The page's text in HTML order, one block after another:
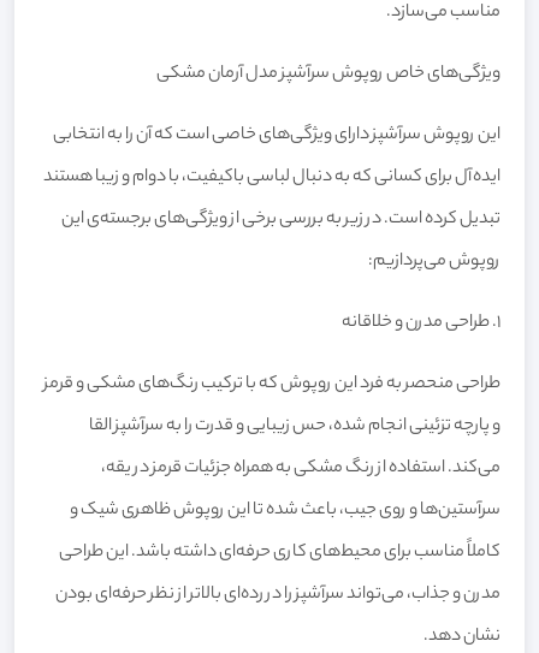
مناسب می‌سازد.
ویژگی‌های خاص روپوش سرآشپز مدل آرمان مشکی
این روپوش سرآشپز دارای ویژگی‌های خاصی است که آن را به انتخابی
ایده‌آل برای کسانی که به دنبال لباسی باکیفیت، با دوام و زیبا هستند
تبدیل کرده است. در زیر به بررسی برخی از ویژگی‌های برجسته‌ی این
روپوش می‌پردازیم:
1. طراحی مدرن و خلاقانه
طراحی منحصر به فرد این روپوش که با ترکیب رنگ‌های مشکی و قرمز
و پارچه تزئینی انجام شده، حس زیبایی و قدرت را به سرآشپز القا
می‌کند. استفاده از رنگ مشکی به همراه جزئیات قرمز در یقه،
سرآستین‌ها و روی جیب، باعث شده تا این روپوش ظاهری شیک و
کاملاً مناسب برای محیط‌های کاری حرفه‌ای داشته باشد. این طراحی
مدرن و جذاب، می‌تواند سرآشپز را در رده‌ای بالاتر از نظر حرفه‌ای بودن
نشان دهد.